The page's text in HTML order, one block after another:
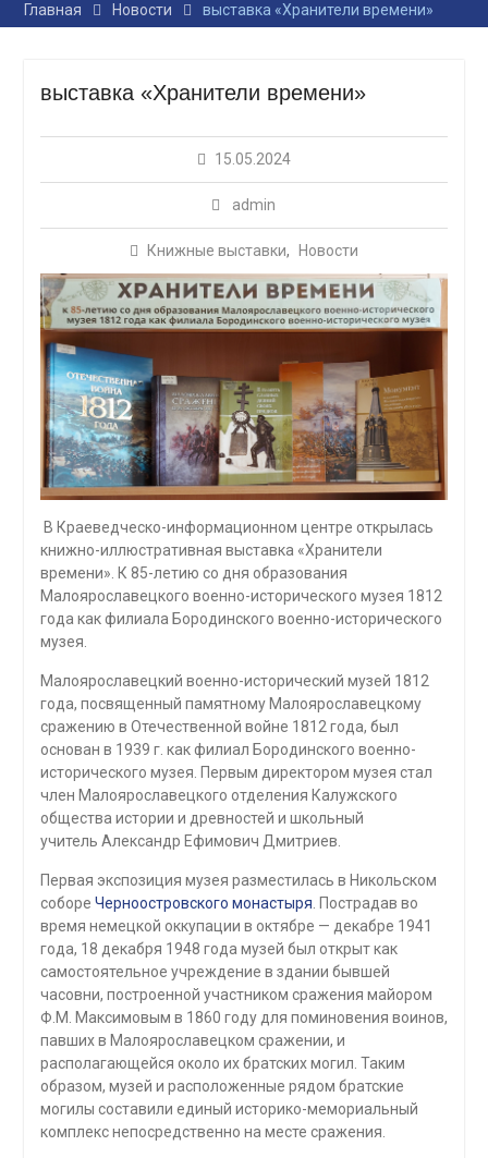
Главная Новости выставка «Хранители времени»
выставка «Хранители времени»
15.05.2024
admin
Книжные выставки, Новости
В Краеведческо-информационном центре открылась
книжно-иллюстративная выставка «Хранители
времени». К 85-летию со дня образования
Малоярославецкого военно-исторического музея 1812
года как филиала Бородинского военно-исторического
музея.
Малоярославецкий военно-исторический музей 1812
года, посвященный памятному Малоярославецкому
сражению в Отечественной войне 1812 года, был
основан в 1939 г. как филиал Бородинского военно-
исторического музея. Первым директором музея стал
член Малоярославецкого отделения Калужского
общества истории и древностей и школьный
учитель Александр Ефимович Дмитриев.
Первая экспозиция музея разместилась в Никольском
соборе Черноостровского монастыря . Пострадав во
время немецкой оккупации в октябре — декабре 1941
года, 18 декабря 1948 года музей был открыт как
самостоятельное учреждение в здании бывшей
часовни, построенной участником сражения майором
Ф.М. Максимовым в 1860 году для поминовения воинов,
павших в Малоярославецком сражении, и
располагающейся около их братских могил. Таким
образом, музей и расположенные рядом братские
могилы составили единый историко-мемориальный
комплекс непосредственно на месте сражения.